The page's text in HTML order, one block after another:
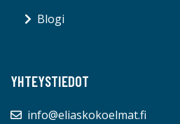
Blogi
YHTEYSTIEDOT
info@eliaskokoelmat.fi